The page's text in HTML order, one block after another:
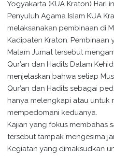
Yogyakarta (KUA Kraton) Hari
Penyuluh Agama Islam KUA
melaksanakan pembinaan di
Kadipaten Kraton. Pembinaan
Malam Jumat tersebut
Qur’an dan Hadits Dalam
menjelaskan bahwa setiap
Qur’an dan Hadits sebagai
hanya melengkapi atau untuk
mempedomani keduanya.
Kajian yang fokus membahas
tersebut tampak mengesima
Kegiatan yang dimaksudkan